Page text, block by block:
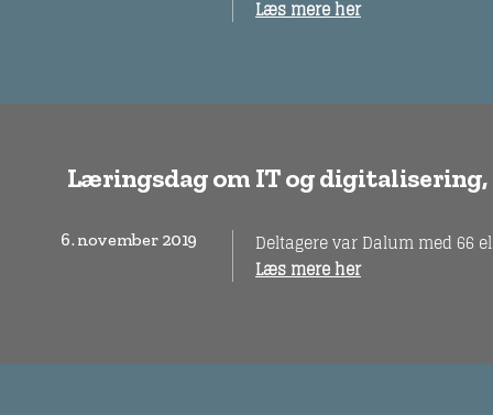
Læs mere her
Læringsdag om IT og
6. november 2019
Deltagere var Dalum med 66
Læs mere her